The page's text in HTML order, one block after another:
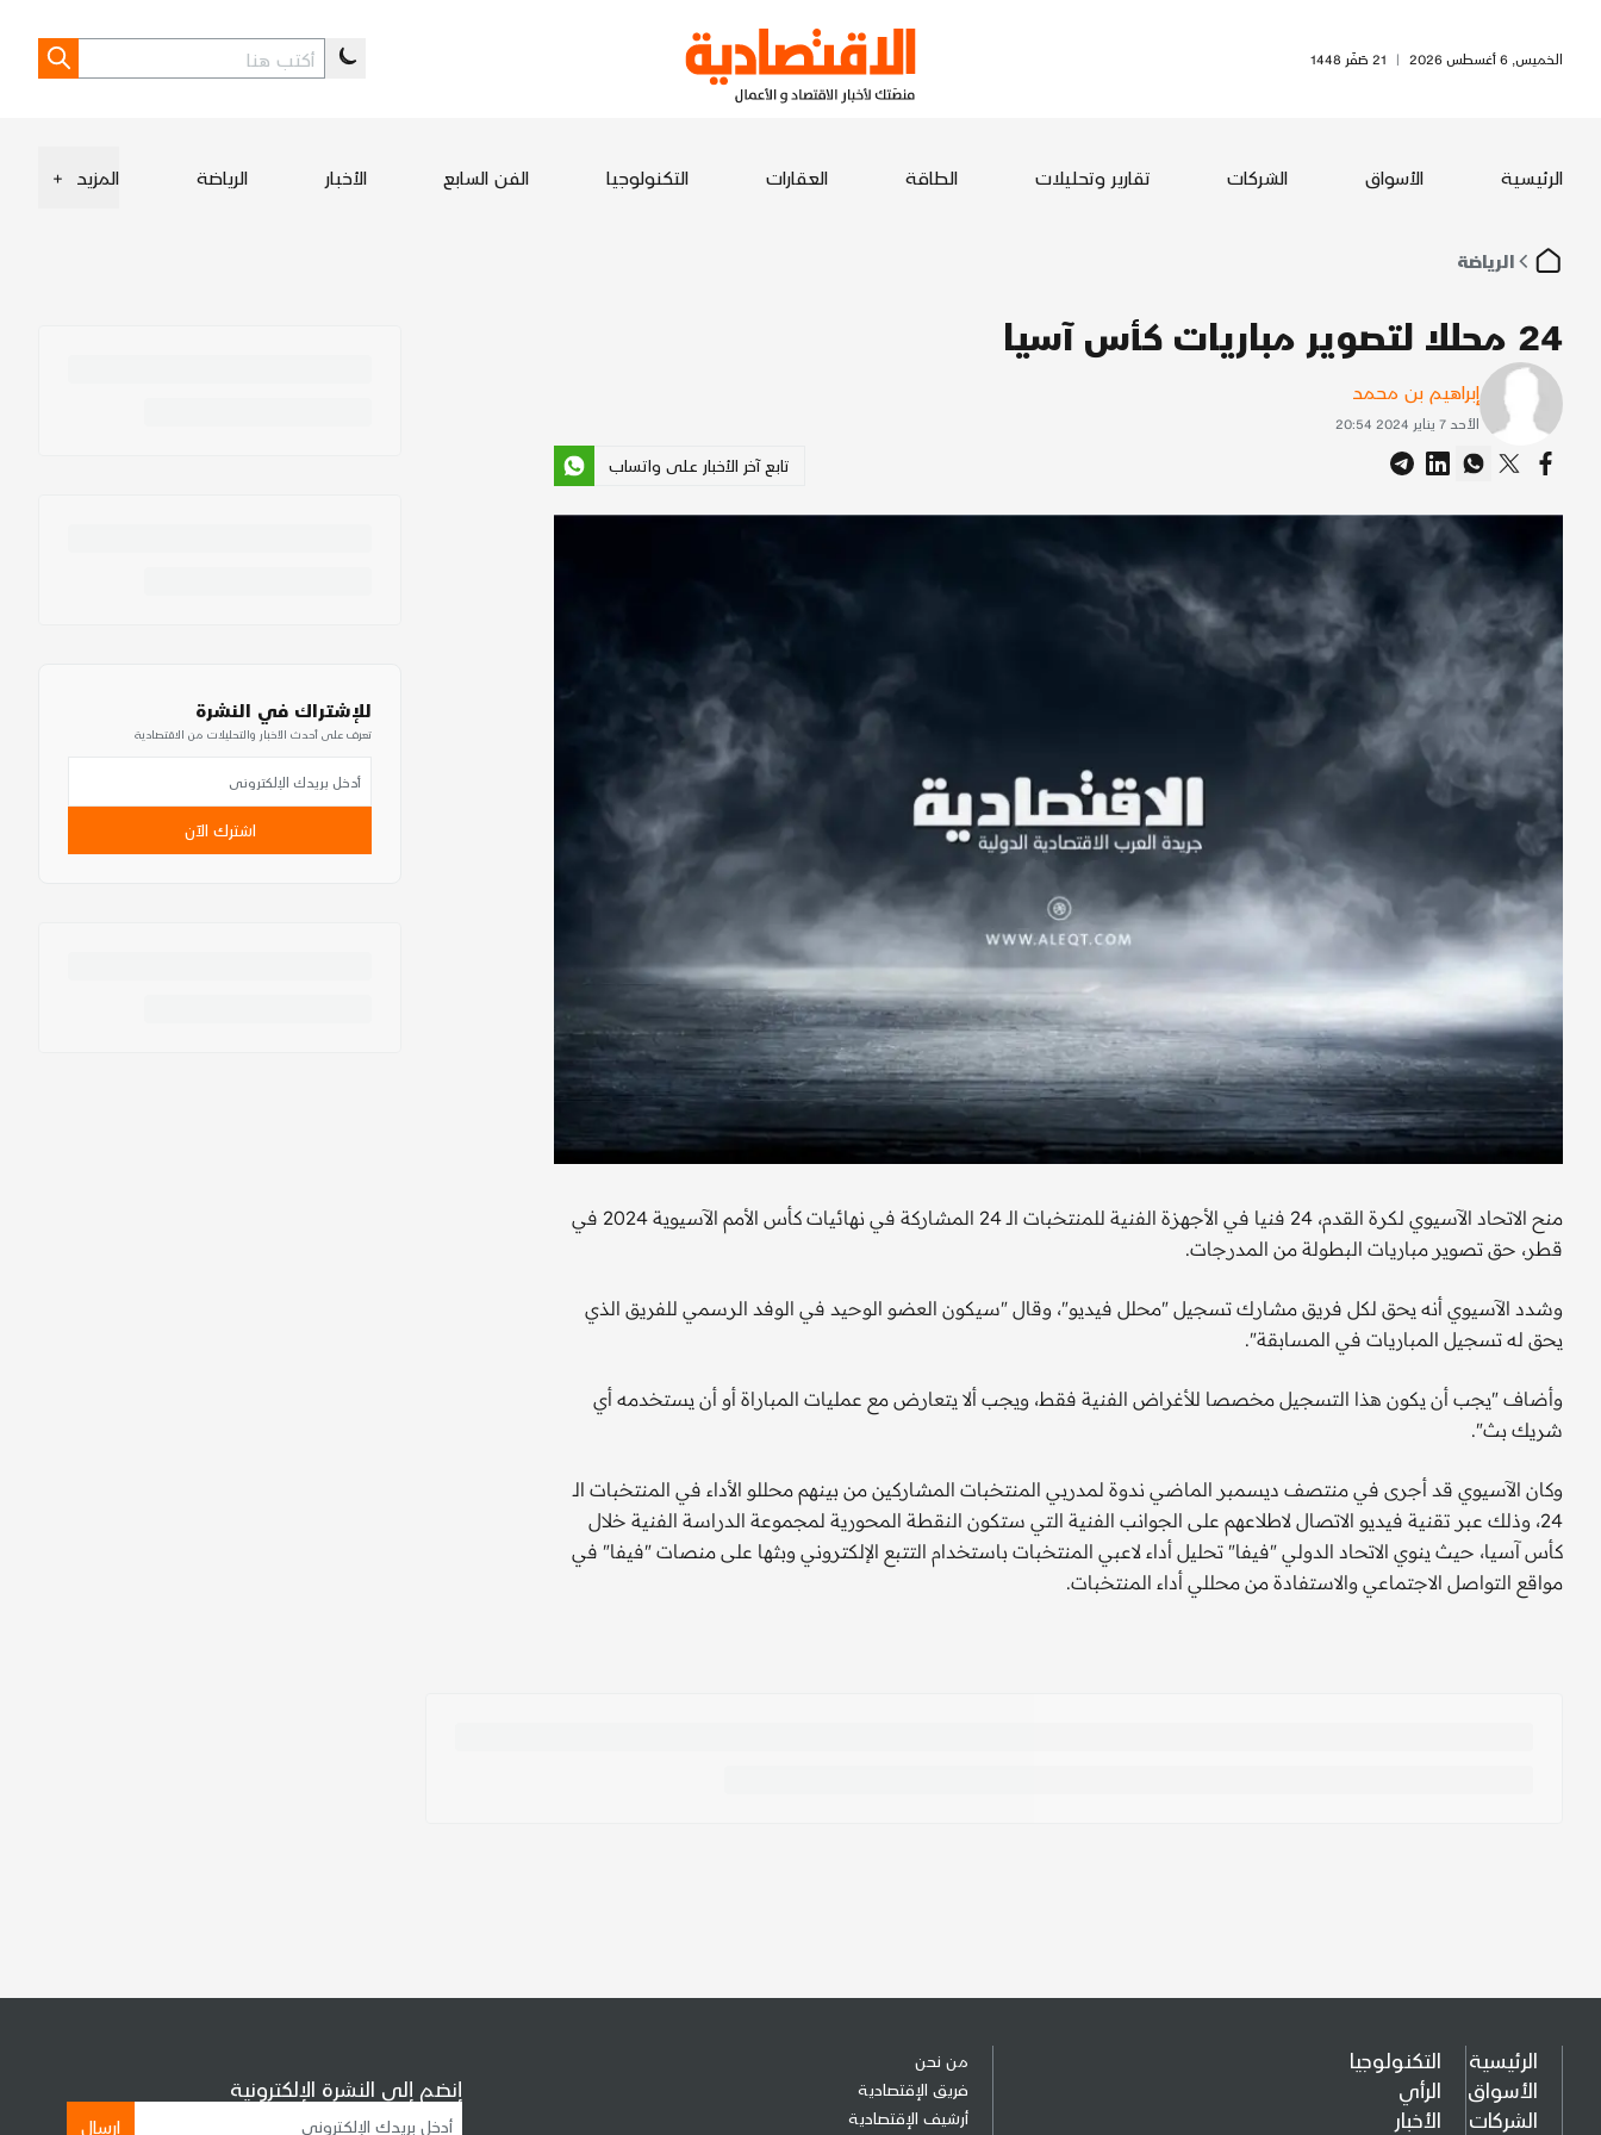
الخميس, 6 أغسطس 2026 | 21 صَفَر 1448
الرئيسية الأسواق الشركات تقارير وتحليلات الطاقة العقارات التكنولوجيا الفن السابع الأخبار الرياضة المزيد +
الرياضة
24 محللا لتصوير مباريات كأس آسيا
إبراهيم بن محمد
الأحد 7 يناير 2024 20:54
تابع آخر الأخبار على واتساب
منح الاتحاد الآسيوي لكرة القدم، 24 فنيا في الأجهزة الفنية للمنتخبات الـ 24 المشاركة في نهائيات كأس الأمم الآسيوية 2024 في
قطر، حق تصوير مباريات البطولة من المدرجات.
وشدد الآسيوي أنه يحق لكل فريق مشارك تسجيل "محلل فيديو"، وقال "سيكون العضو الوحيد في الوفد الرسمي للفريق الذي
يحق له تسجيل المباريات في المسابقة".
وأضاف "يجب أن يكون هذا التسجيل مخصصا للأغراض الفنية فقط، ويجب ألا يتعارض مع عمليات المباراة أو أن يستخدمه أي
شريك بث".
وكان الآسيوي قد أجرى في منتصف ديسمبر الماضي ندوة لمدربي المنتخبات المشاركين من بينهم محللو الأداء في المنتخبات الـ
24، وذلك عبر تقنية فيديو الاتصال لاطلاعهم على الجوانب الفنية التي ستكون النقطة المحورية لمجموعة الدراسة الفنية خلال
كأس آسيا، حيث ينوي الاتحاد الدولي "فيفا" تحليل أداء لاعبي المنتخبات باستخدام التتبع الإلكتروني وبثها على منصات "فيفا" في
مواقع التواصل الاجتماعي والاستفادة من محللي أداء المنتخبات.
للإشتراك في النشرة
تعرف على أحدث الأخبار والتحليلات من الاقتصادية
اشترك الآن
الرئيسية
الأسواق
الشركات
التكنولوجيا
الرأي
الأخبار
من نحن
فريق الإقتصادية
أرشيف الإقتصادية
إنضم إلى النشرة الإلكترونية
إرسال